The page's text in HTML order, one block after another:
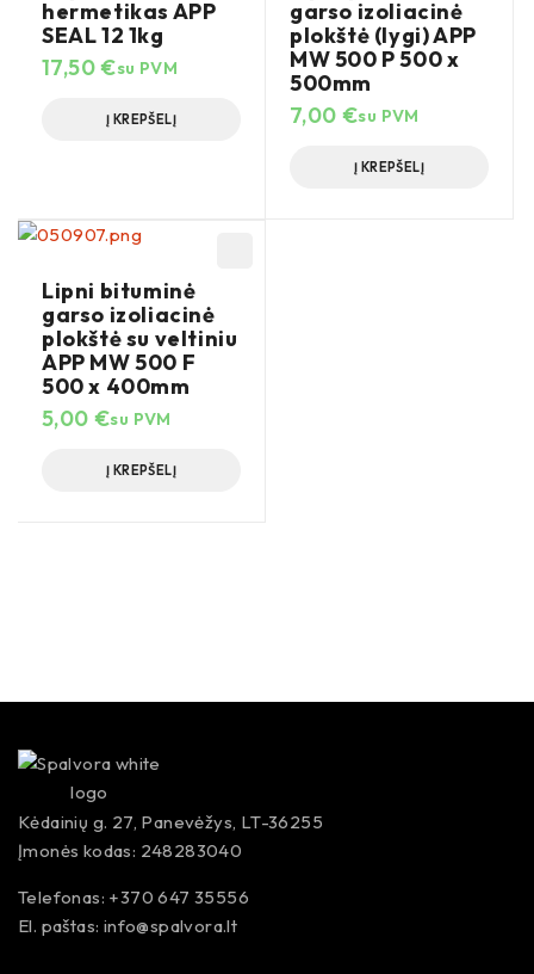
hermetikas APP
SEAL 12 1kg
17,50€su PVM
Į KREPŠELĮ
garso izoliacinė
plokštė (lygi) APP
MW 500 P 500 x
500mm
7,00 €su PVM
Į KREPŠELĮ
Lipni bituminė
garso izoliacinė
plokštė su veltiniu
APP MW 500 F
500 x 400mm
5,00 €su PVM
Į KREPŠELĮ
Kėdainių g. 27, Panevėžys, LT-36255
Įmonės kodas: 248283040
Telefonas: +370 647 35556
El. paštas: info@spalvora.lt